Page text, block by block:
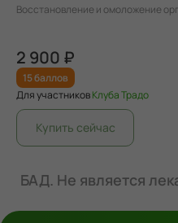
Восстановление и омоложение
2 900 ₽
15 баллов
Для участниковКлуба Традо
БАД. Не является